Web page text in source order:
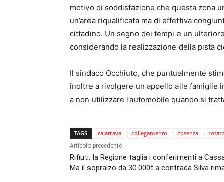
motivo di soddisfazione che questa zona
un’area riqualificata ma di effettiva
cittadino. Un segno dei tempi e un
considerando la realizzazione della pista
Il sindaco Occhiuto, che puntualmente
inoltre a rivolgere un appello alle famiglie
a non utilizzare l’automobile quando si
TAGS calatrava collegamento cosenza
Articolo precedente
Rifiuti: la Regione taglia i conferimenti a
Ma il sopralzo da 30.000t a contrada Silva